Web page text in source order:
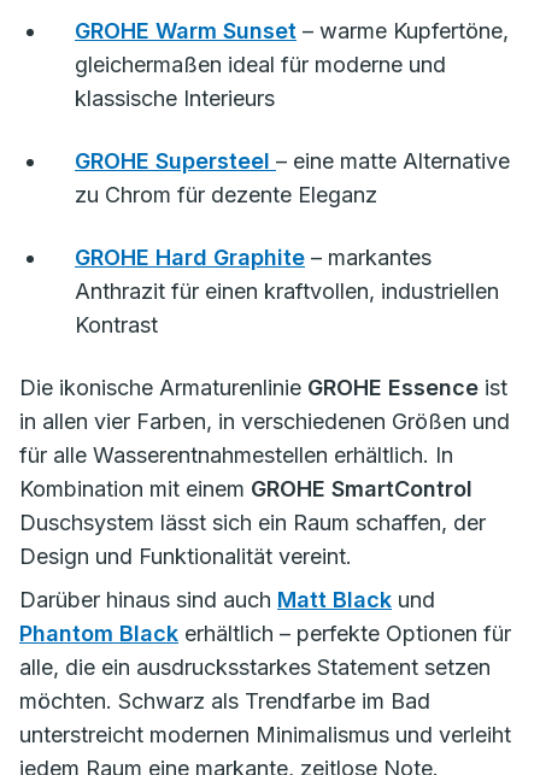
GROHE Warm Sunset – warme Kupfertöne,
gleichermaßen ideal für moderne und
klassische Interieurs
GROHE Supersteel – eine matte Alternative
zu Chrom für dezente Eleganz
GROHE Hard Graphite – markantes
Anthrazit für einen kraftvollen, industriellen
Kontrast
Die ikonische Armaturenlinie GROHE Essence ist
in allen vier Farben, in verschiedenen Größen und
für alle Wasserentnahmestellen erhältlich. In
Kombination mit einem GROHE SmartControl
Duschsystem lässt sich ein Raum schaffen, der
Design und Funktionalität vereint.
Darüber hinaus sind auch Matt Black und
Phantom Black erhältlich – perfekte Optionen für
alle, die ein ausdrucksstarkes Statement setzen
möchten. Schwarz als Trendfarbe im Bad
unterstreicht modernen Minimalismus und verleiht
jedem Raum eine markante, zeitlose Note.